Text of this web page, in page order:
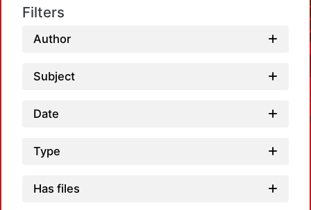
Filters
Author
Subject
Date
Type
Has files